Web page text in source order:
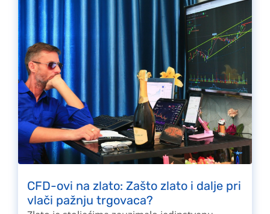
CFD-ovi na zlato: Zašto zlato i dalje pri
vlači pažnju trgovaca?